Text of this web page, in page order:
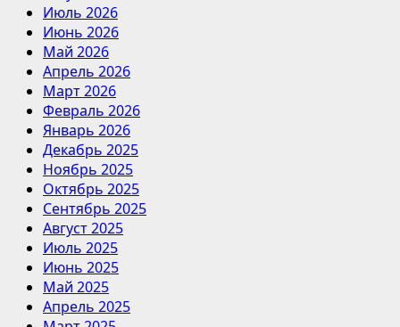
Июль 2026
Июнь 2026
Май 2026
Апрель 2026
Март 2026
Февраль 2026
Январь 2026
Декабрь 2025
Ноябрь 2025
Октябрь 2025
Сентябрь 2025
Август 2025
Июль 2025
Июнь 2025
Май 2025
Апрель 2025